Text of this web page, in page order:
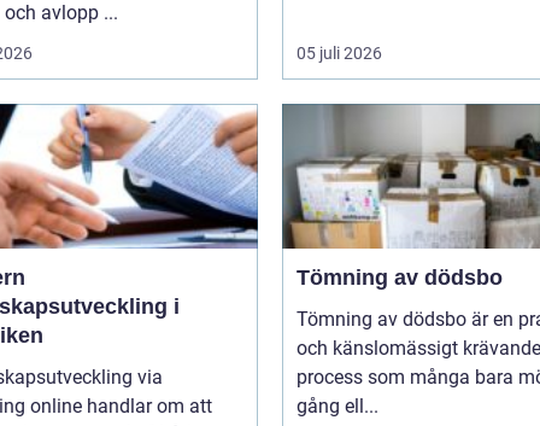
avlopp ...
05 juli 2026
i
via
online handlar om att
Tömning av dödsbo
Tömning av dödsbo är en
och känslomässigt krävande
process som många bara
gång ell...